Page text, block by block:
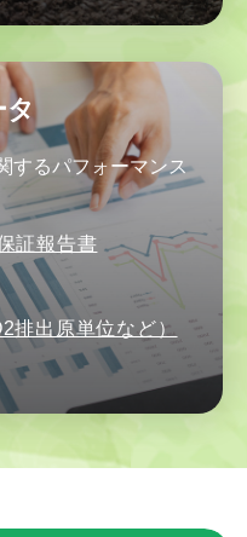
タ
するパフォーマンス
証報告書
排出原単位など）